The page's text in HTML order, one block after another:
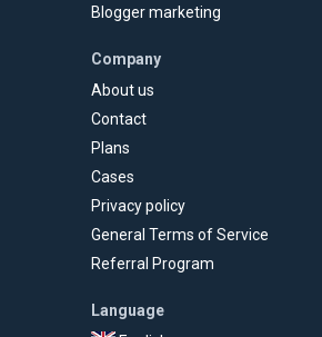
Blogger marketing
Company
About us
Contact
Plans
Cases
Privacy policy
General Terms of Service
Referral Program
Language